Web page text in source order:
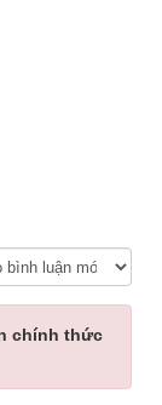
chính thức